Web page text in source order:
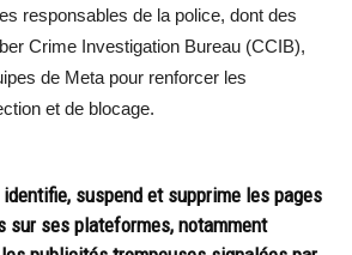
responsables de la police, dont des
Crime Investigation Bureau (CCIB),
de Meta pour renforcer les
et de blocage.
suspend et supprime les pages
sur ses plateformes, notamment